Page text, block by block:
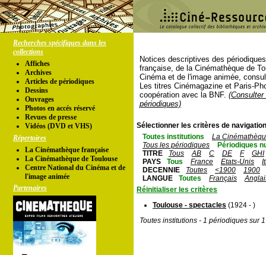
Recherches spécifiques dans les
collections
Affiches
Archives
Articles de périodiques
Dessins
Ouvrages
Photos en accés réservé
Revues de presse
Vidéos (DVD et VHS)
Répertoires
La Cinémathèque française
La Cinémathèque de Toulouse
Centre National du Cinéma et de
l'image animée
Partenaires
Notices descriptives des
française, de la Cinémathèque de
Cinéma et de l'image animée,
Les titres Cinémagazine et Paris-
coopération avec la BNF.
périodiques)
Sélectionner les critères de
Toutes institutions
La
Tous les périodiques
Périodiques
TITRE
Tous AB C DE F
GHI
PAYS
Tous France Etats-Unis
DECENNIE
Toutes <1900
1900
LANGUE
Toutes Français
Réinitialiser les critères
Toulouse - spectacles (1924 - )
Toutes institutions - 1 périodiques sur